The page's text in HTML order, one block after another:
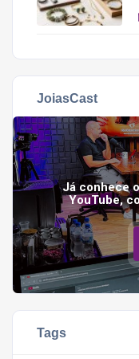
JoiasCast
Já conhece
YouTube,
Tags